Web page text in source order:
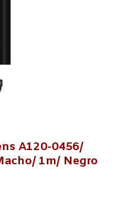
A120-0456/
1m/ Negro